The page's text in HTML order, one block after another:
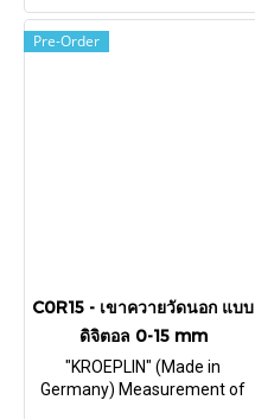
Pre-Order
C0R15 - เขาควายวัดนอก แบบ
ดิจิตอล 0-15 mm
"KROEPLIN" (Made in
Germany) Measurement of